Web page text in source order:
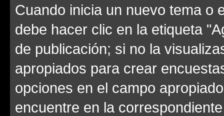
Cuando inicia un nuevo tema o
debe hacer clic en la etiqueta
de publicación; si no la
apropiados para crear
opciones en el campo
encuentre en la